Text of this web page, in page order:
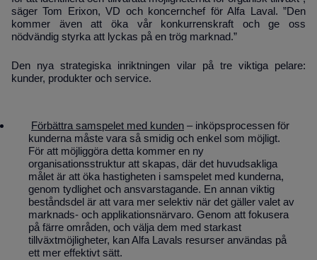
säger Tom Erixon, VD och koncernchef för Alfa Laval. ”Den
kommer även att öka vår konkurrenskraft och ge oss
nödvändig styrka att lyckas på en trög marknad.”
Den nya strategiska inriktningen vilar på tre viktiga pelare:
kunder, produkter och service.
Förbättra samspelet med kunden – inköpsprocessen för
kunderna måste vara så smidig och enkel som möjligt.
För att möjliggöra detta kommer en ny
organisationsstruktur att skapas, där det huvudsakliga
målet är att öka hastigheten i samspelet med kunderna,
genom tydlighet och ansvarstagande. En annan viktig
beståndsdel är att vara mer selektiv när det gäller valet av
marknads- och applikationsnärvaro. Genom att fokusera
på färre områden, och välja dem med starkast
tillväxtmöjligheter, kan Alfa Lavals resurser användas på
ett mer effektivt sätt.